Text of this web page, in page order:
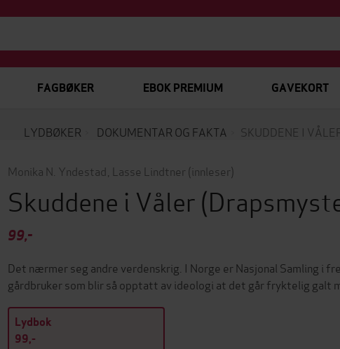
FAGBØKER EBOK PREMIUM GAVEKORT
LYDBØKER DOKUMENTAR OG FAKTA SKUDDENE I
Monika N. Yndestad Lasse Lindtner (innleser)
Skuddene i Våler
99,-
Det nærmer seg andre verdenskrig. I Norge er Nasjonal Samling i
gårdbruker som blir så opptatt av ideologi at det går fryktelig galt
Lydbok
99,-